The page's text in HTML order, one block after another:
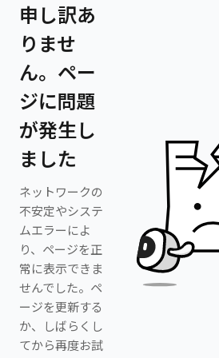
申し訳あ
りませ
ん。ペー
ジに問題
が発生し
ました
ネットワークの
不安定やシステ
ムエラーによ
り、ページを正
常に表示できま
せんでした。ペ
ージを更新する
か、しばらくし
てから再度お試